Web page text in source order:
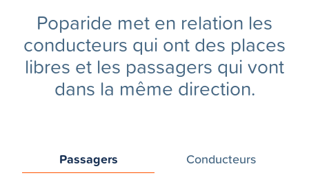
Poparide met en relation les
conducteurs qui ont des places
libres et les passagers qui vont
dans la même direction.
Passagers Conducteurs